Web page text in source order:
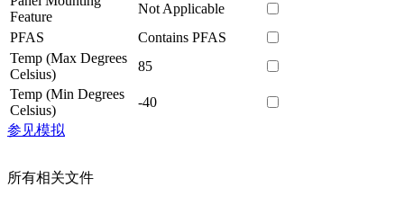
Feature
Not Applicable
PFAS
Contains PFAS
Temp (Max Degrees
Celsius)
85
Temp (Min Degrees
Celsius)
-40
参见模拟
所有相关文件